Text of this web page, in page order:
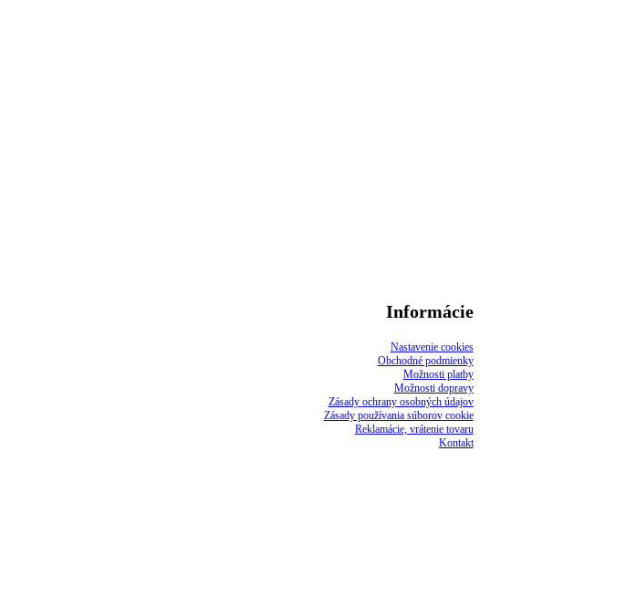
Informácie
Nastavenie cookies
Obchodné podmienky
Možnosti platby
Možnosti dopravy
Zásady ochrany osobných údajov
Zásady používania súborov cookie
Reklamácie, vrátenie tovaru
Kontakt